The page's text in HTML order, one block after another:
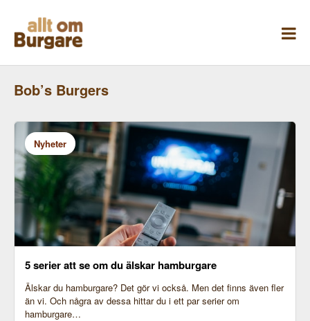
innehåll
Bob’s Burgers
Nyheter
5 serier att se om du älskar hamburgare
Älskar du hamburgare? Det gör vi också. Men det finns även fler
än vi. Och några av dessa hittar du i ett par serier om
hamburgare…